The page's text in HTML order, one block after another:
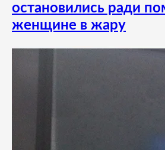
остановились ради
женщине в жару